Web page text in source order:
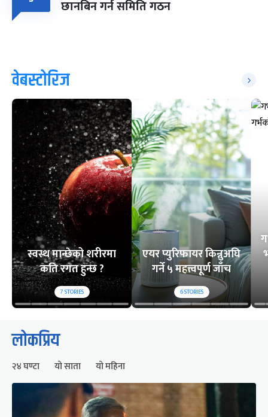
छानबिन गर्न समिति गठन
वेबस्टोरिज
स्वस्थ मान्छेको शरीरमा
कति रगत हुन्छ ?
7STORIES
एयर प्युरिफायर किन्नुअघि
गर्ने ५ महत्त्वपूर्ण जाँच
6STORIES
लोकप्रिय
२४ घण्टा यो साता यो महिना